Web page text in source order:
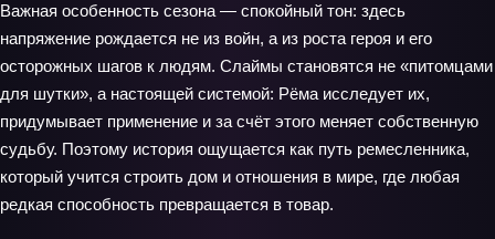
Важная особенность сезона — спокойный тон: здесь
напряжение рождается не из войн, а из роста героя и его
осторожных шагов к людям. Слаймы становятся не «питомцами
для шутки», а настоящей системой: Рёма исследует их,
придумывает применение и за счёт этого меняет собственную
судьбу. Поэтому история ощущается как путь ремесленника,
который учится строить дом и отношения в мире, где любая
редкая способность превращается в товар.